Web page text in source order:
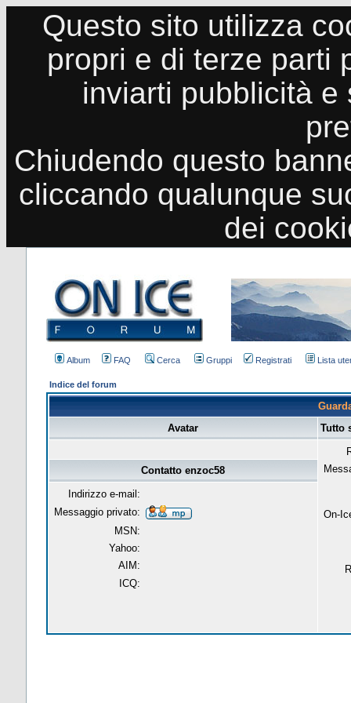
Questo sito utilizza
propri e di terze parti
inviarti pubblicità
Chiudendo questo
cliccando qualunque
dei
Album FAQ Cerca Gruppi Registrati Lista
Indice del forum
Avatar
Tutto
On-
Contatto enzoc58
Indirizzo e-mail:
Messaggio privato:
MSN:
Yahoo:
AIM:
ICQ: